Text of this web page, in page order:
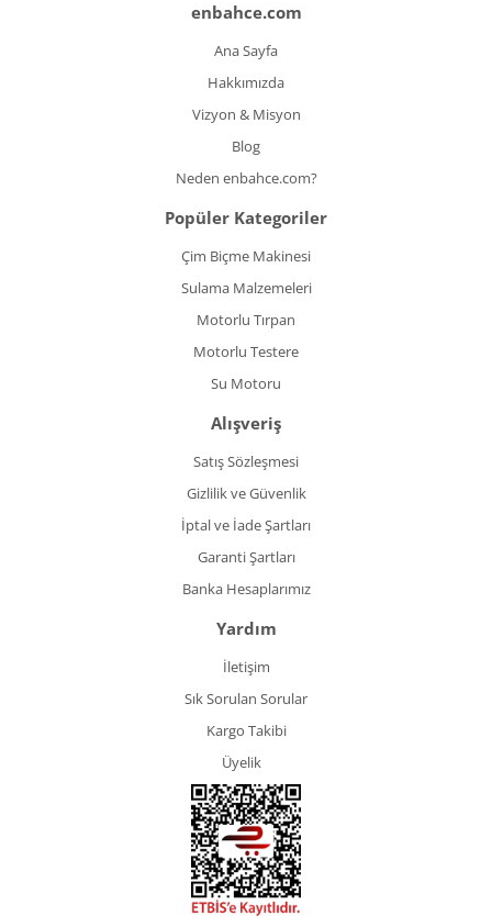
enbahce.com
Ana Sayfa
Hakkımızda
Vizyon & Misyon
Blog
Neden enbahce.com?
Popüler Kategoriler
Çim Biçme Makinesi
Sulama Malzemeleri
Motorlu Tırpan
Motorlu Testere
Su Motoru
Alışveriş
Satış Sözleşmesi
Gizlilik ve Güvenlik
İptal ve İade Şartları
Garanti Şartları
Banka Hesaplarımız
Yardım
İletişim
Sık Sorulan Sorular
Kargo Takibi
Üyelik